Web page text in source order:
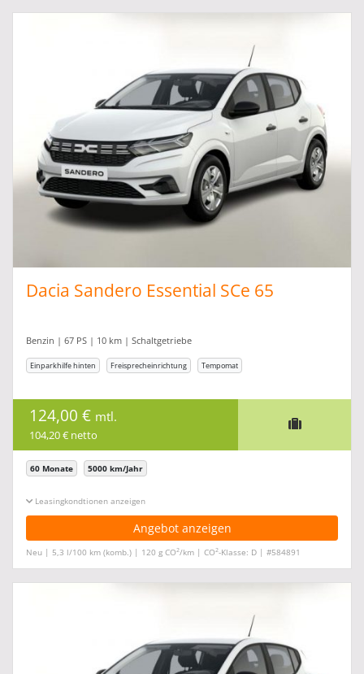
Dacia Sandero Essential SCe 65
Benzin | 67 PS | 10 km | Schaltgetriebe
Einparkhilfe hinten Freisprecheinrichtung Tempomat
124,00 € mtl.
104,20 € netto
60 Monate 5000 km/Jahr
Leasingkonditionen ein-/ausblenden
Angebot anzeigen
Neu | 5,3 l/100 km (komb.) | 120 g CO2/km | CO2-Klasse: D | #584891